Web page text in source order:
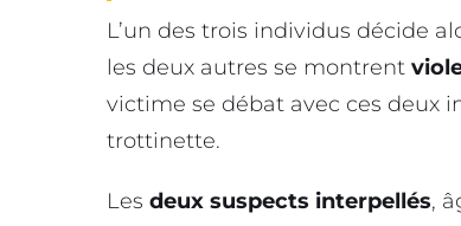
L’un des trois individus décide
les deux autres se montrent
victime se débat avec ces deux
trottinette.
Les deux suspects interpellés,